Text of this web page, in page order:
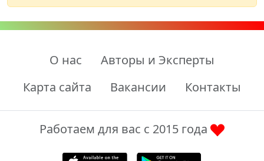
О нас
Авторы и Эксперты
Карта сайта
Вакансии Контакты
Работаем для вас с 2015 года